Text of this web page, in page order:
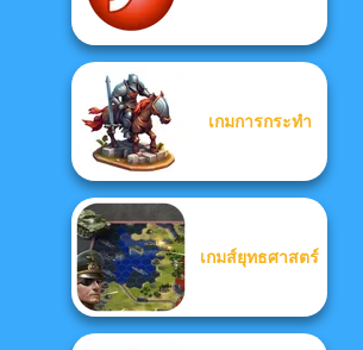
เกมการกระทำ
เกมส์ยุทธศาสตร์